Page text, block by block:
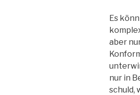
Es
aber
nur in
schuld,